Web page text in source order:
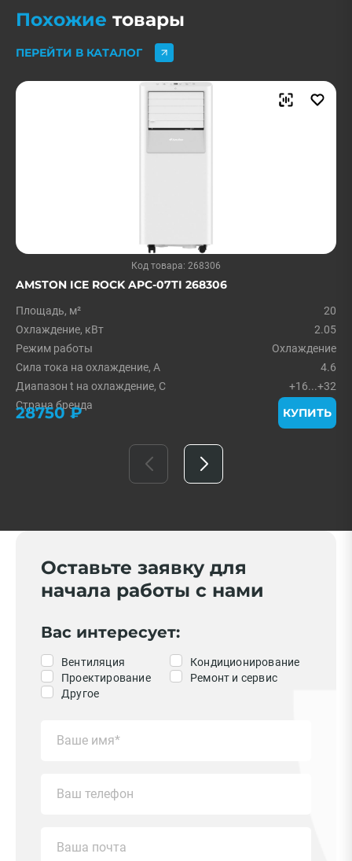
Похожие товары
ПЕРЕЙТИ В КАТАЛОГ
Код товара: 268306
AMSTON ICE ROCK APC-07TI 268306
Площадь, м²
20
Охлаждение, кВт
2.05
Режим работы
Охлаждение
Сила тока на охлаждение, А
4.6
Диапазон t на охлаждение, С
+16...+32
Страна бренда
Китай
28750 ₽ КУПИТЬ
Оставьте заявку для
начала работы с нами
Вас интересует:
Вентиляция
Кондиционирование
Проектирование
Ремонт и сервис
Другое